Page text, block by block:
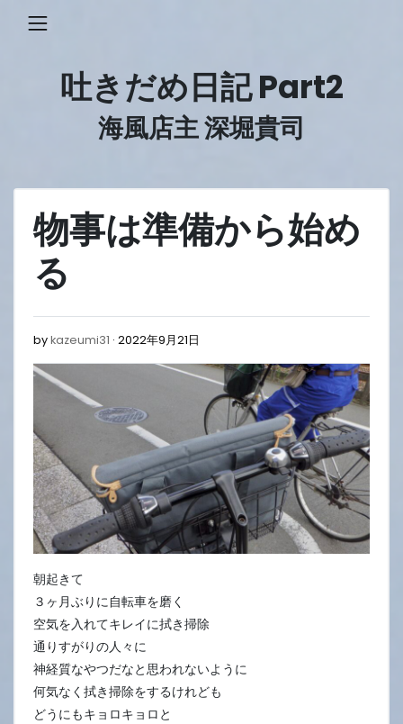
吐きだめ日記 Part2
海風店主 深堀貴司
物事は準備から始め
る
bykazeumi31 2022年9月21日
9
21
日
朝起きて
３ヶ月ぶりに自転車を磨く
空気を入れてキレイに拭き掃除
通りすがりの人々に
神経質なやつだなと思われないように
何気なく拭き掃除をするけれども
どうにもキョロキョロと